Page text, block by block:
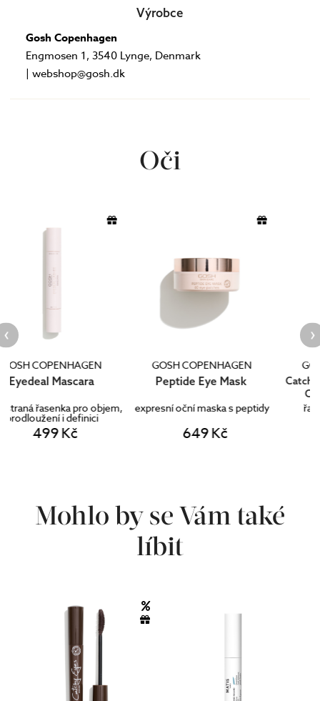
Výrobce
Gosh Copenhagen
Engmosen 1, 3540 Lynge, Denmark
| webshop@gosh.dk
Oči
GOSH COPENHAGEN
Peptide Eye Mask
expresní oční maska s peptidy
649 Kč
GOSH COPENHAGEN
Catchy Eyes Mascara Allergy
řasenka pro citlivé oči
165 Kč
Mohlo by se Vám také
líbit